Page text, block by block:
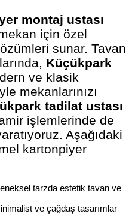
montaj ustası
için özel
sunar. Tavan
Küçükpark
ve klasik
mekanlarınızı
tadilat ustası
işlemlerinde de
Aşağıdaki
kartonpiyer
tarzda estetik tavan ve
ve çağdaş tasarımlar